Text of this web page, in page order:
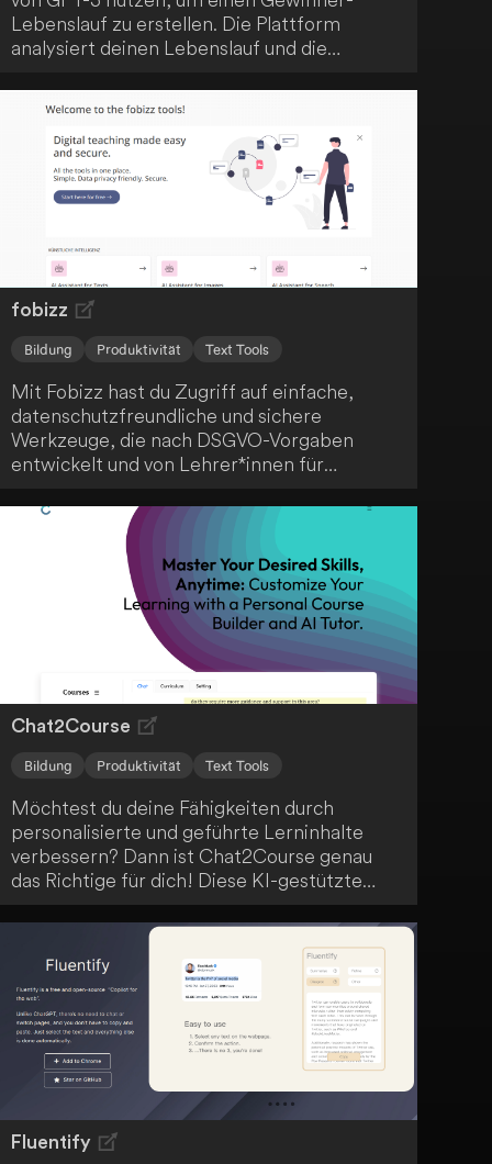
Lebenslauf zu erstellen. Die Plattform
analysiert deinen Lebenslauf und die
personalisierte Tipps, um deine
Erfolgsaussichten zu verbessern. Verbessere
deine Job-Suche und erreiche heute deinen
Traumjob!
fobizz
Bildung Produktivität Text Tools
Mit Fobizz hast du Zugriff auf einfache,
datenschutzfreundliche und sichere
Werkzeuge, die nach DSGVO-Vorgaben
entwickelt und von Lehrer*innen für
praktischer Alleskönner für den modernen
Chat2Course
Bildung Produktivität Text Tools
Möchtest du deine Fähigkeiten durch
personalisierte und geführte Lerninhalte
verbessern? Dann ist Chat2Course genau
das Richtige für dich! Diese KI-gestützte
Lernplattform bietet dir Funktionen wie KI-
gestützte Kursentwicklung, anpassbare
Kursübersichten und interaktives Curriculum-
Design. Profitiere von personalisierten
Lerninhalten, Echtzeit-KI-Kursleitern und
einer GPT-4-getriebenen Lernerfahrung, um
deine Ziele zu erreichen.
Fluentify